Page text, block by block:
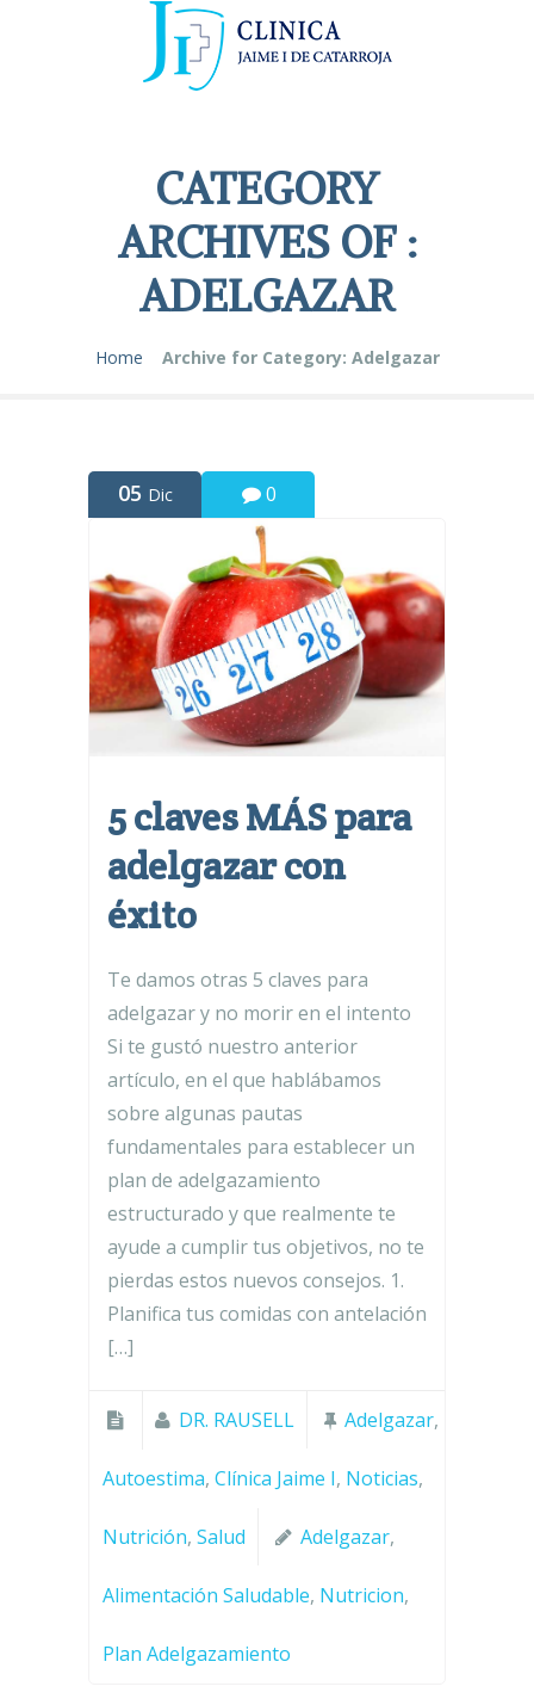
CATEGORY
ARCHIVES OF :
ADELGAZAR
Home Archive for Category: Adelgazar
05 Dic 0
5 claves MÁS para
adelgazar con
éxito
Te damos otras 5 claves para
adelgazar y no morir en el intento
Si te gustó nuestro anterior
artículo, en el que hablábamos
sobre algunas pautas
fundamentales para establecer un
plan de adelgazamiento
estructurado y que realmente te
ayude a cumplir tus objetivos, no te
pierdas estos nuevos consejos. 1.
Planifica tus comidas con antelación
[…]
DR. RAUSELL Adelgazar,
Autoestima, Clínica Jaime I, Noticias,
Nutrición, Salud Adelgazar,
Alimentación Saludable, Nutricion,
Plan Adelgazamiento